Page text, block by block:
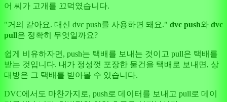
어 씨가 고개를 끄덕였습니다.
"거의 같아요. 대신 dvc push를 사용하면 돼요." dvc push와 dvc
pull은 정확히 무엇일까요?
쉽게 비유하자면, push는 택배를 보내는 것이고 pull은 택배를
받는 것입니다. 내가 정성껏 포장한 물건을 택배로 보내면, 상
대방은 그 택배를 받아볼 수 있습니다.
DVC에서도 마찬가지로, push로 데이터를 보내고 pull로 데이